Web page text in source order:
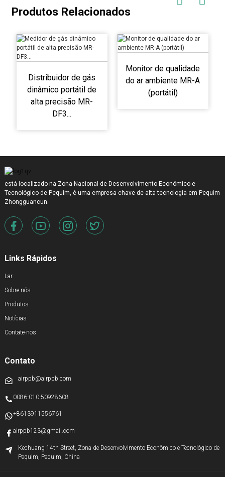
Produtos Relacionados
Distribuidor de gás
dinâmico portátil de
alta precisão MR-
DF3...
Monitor de qualidade
do ar ambiente MR-A
(portátil)
está localizado na Zona Nacional de Desenvolvimento Econômico e
Tecnológico de Pequim, é uma empresa chave de alta tecnologia em Pequim
Zhongguancun.
Links Rápidos
Lar
Sobre nós
Produtos
Notícias
Contate-nos
Contato
airppb@airppb.com
0086-010-50928608
+8613911556761
airppb123@gmail.com
Kechuang 14th Street, Zona de Desenvolvimento Econômico e Tecnológico de
Pequim, Pequim, China